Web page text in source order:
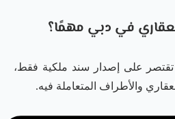
في دبي مهمًا؟
تقتصر على إصدار سند ملكية فقط،
والأطراف المتعاملة فيه.